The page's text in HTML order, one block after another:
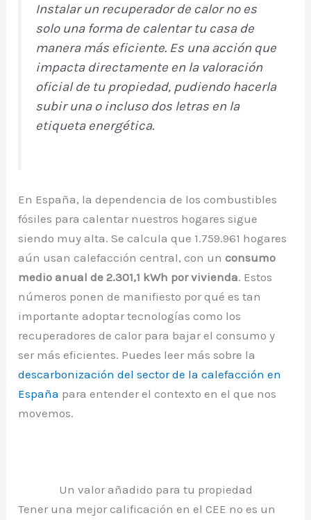
Instalar un recuperador de calor no es
solo una forma de calentar tu casa de
manera más eficiente. Es una acción que
impacta directamente en la valoración
oficial de tu propiedad, pudiendo hacerla
subir una o incluso dos letras en la
etiqueta energética.
En España, la dependencia de los combustibles
fósiles para calentar nuestros hogares sigue
siendo muy alta. Se calcula que 1.759.961 hogares
aún usan calefacción central, con unconsumo
medio anual de 2.301,1 kWh por vivienda. Estos
números ponen de manifiesto por qué es tan
importante adoptar tecnologías como los
recuperadores de calor para bajar el consumo y
ser más eficientes. Puedes leer más sobre la
descarbonización del sector de la calefacción en
España para entender el contexto en el que nos
movemos.
Un valor añadido para tu propiedad
Tener una mejor calificación en el CEE no es un